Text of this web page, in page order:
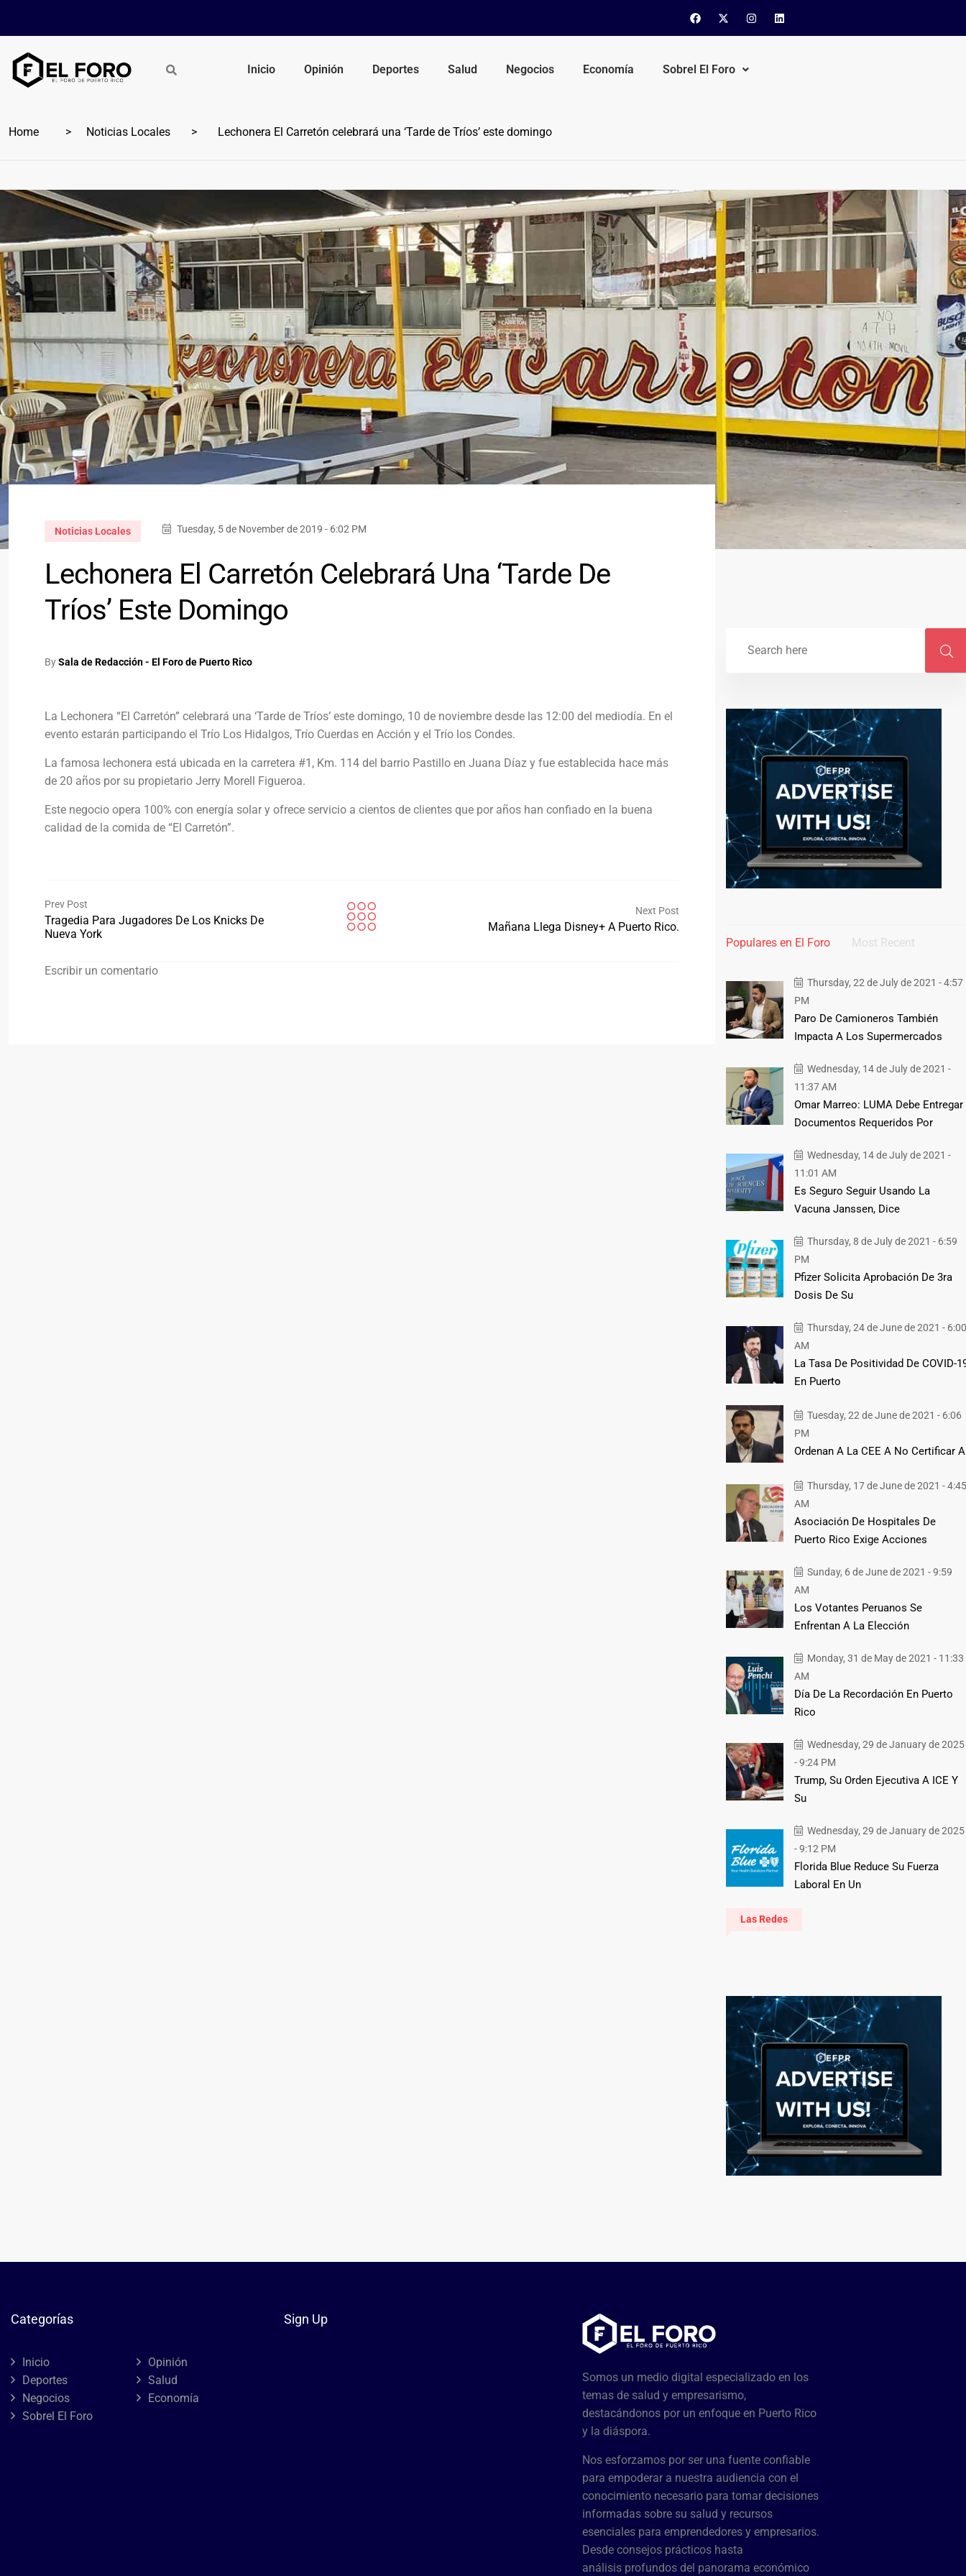
Inicio Opinión Deportes Salud Negocios Economía Sobrel El Foro
Home Noticias Locales Lechonera El Carretón celebrará una ‘Tarde de Tríos’ este domingo
Noticias Locales Tuesday, 5 de November de 2019 - 6:02 PM
Lechonera El Carretón Celebrará Una ‘Tarde De
Tríos’ Este Domingo
BySala de Redacción - El Foro de Puerto Rico
La Lechonera “El Carretón” celebrará una ‘Tarde de Tríos’ este domingo, 10 de noviembre desde las 12:00 del mediodía. En el
evento estarán participando el Trío Los Hidalgos, Trío Cuerdas en Acción y el Trío los Condes.
La famosa lechonera está ubicada en la carretera #1, Km. 114 del barrio Pastillo en Juana Díaz y fue establecida hace más
de 20 años por su propietario Jerry Morell Figueroa.
Este negocio opera 100% con energía solar y ofrece servicio a cientos de clientes que por años han confiado en la buena
calidad de la comida de “El Carretón”.
Prev Post
Tragedia Para Jugadores De Los Knicks De
Nueva York
Next Post
Mañana Llega Disney+ A Puerto Rico.
Escribir un comentario
Populares en El Foro Most Recent
Thursday, 22 de July de 2021 - 4:57
PM
Paro De Camioneros También
Impacta A Los Supermercados
Wednesday, 14 de July de 2021 -
11:37 AM
Omar Marreo: LUMA Debe Entregar
Documentos Requeridos Por
Wednesday, 14 de July de 2021 -
11:01 AM
Es Seguro Seguir Usando La
Vacuna Janssen, Dice
Thursday, 8 de July de 2021 - 6:59
PM
Pfizer Solicita Aprobación De 3ra
Dosis De Su
Thursday, 24 de June de 2021 - 6:00
AM
La Tasa De Positividad De COVID-
En Puerto
Tuesday, 22 de June de 2021 - 6:06
PM
Ordenan A La CEE A No Certificar A
Thursday, 17 de June de 2021 - 4:45
AM
Asociación De Hospitales De
Puerto Rico Exige Acciones
Sunday, 6 de June de 2021 - 9:59
AM
Los Votantes Peruanos Se
Enfrentan A La Elección
Monday, 31 de May de 2021 - 11:33
AM
Día De La Recordación En Puerto
Rico
Wednesday, 29 de January de 2025
- 9:24 PM
Trump, Su Orden Ejecutiva A ICE Y
Su
Wednesday, 29 de January de 2025
- 9:12 PM
Florida Blue Reduce Su Fuerza
Laboral En Un
Las Redes
Categorías
Inicio
Opinión
Deportes
Salud
Negocios
Economía
Sobrel El Foro
Sign Up
Somos un medio digital especializado en los
temas de salud y empresarismo,
destacándonos por un enfoque en Puerto Rico
y la diáspora.
Nos esforzamos por ser una fuente confiable
para empoderar a nuestra audiencia con el
conocimiento necesario para tomar decisiones
informadas sobre su salud y recursos
esenciales para emprendedores y empresarios.
Desde consejos prácticos hasta
análisis profundos del panorama económico